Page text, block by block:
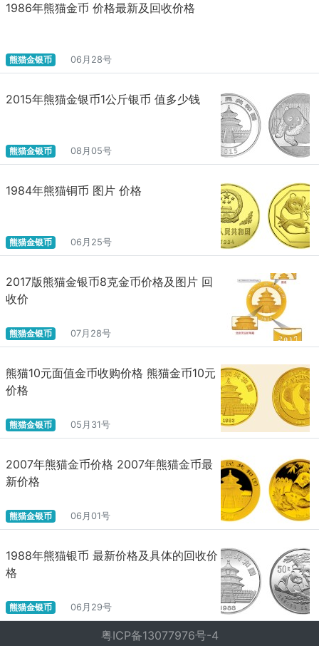
1986年熊猫金币 价格最新及回收价格
熊猫金银币 06月28号
2015年熊猫金银币1公斤银币 值多少钱
熊猫金银币 08月05号
1984年熊猫铜币 图片 价格
熊猫金银币 06月25号
2017版熊猫金银币8克金币价格及图片 回
收价
熊猫金银币 07月28号
熊猫10元面值金币收购价格 熊猫金币10元
价格
熊猫金银币 05月31号
2007年熊猫金币价格 2007年熊猫金币最
新价格
熊猫金银币 06月01号
1988年熊猫银币 最新价格及具体的回收价
格
熊猫金银币 06月29号
粤ICP备13077976号-4